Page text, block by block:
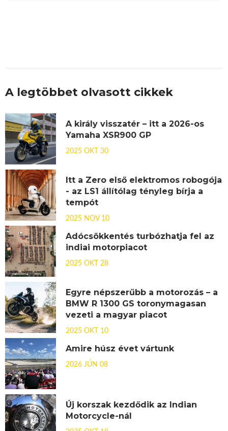
A legtöbbet olvasott cikkek
A király visszatér – itt a 2026-os
Yamaha XSR900 GP
2025 OKT 30
Itt a Zero első elektromos robogója
- az LS1 állítólag tényleg bírja a
tempót
2025 NOV 10
Adócsökkentés turbózhatja fel az
indiai motorpiacot
2025 OKT 28
Egyre népszerűbb a motorozás – a
BMW R 1300 GS toronymagasan
vezeti a magyar piacot
2025 OKT 10
Amire húsz évet vártunk
2026 JÚN 08
Új korszak kezdődik az Indian
Motorcycle-nál